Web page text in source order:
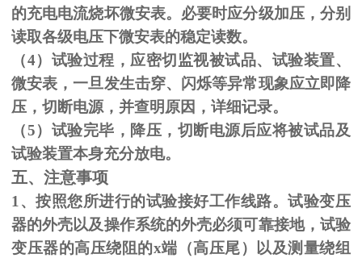
的充电电流烧坏微安表。必要时应分级加压，分别
读取各级电压下微安表的稳定读数。
（4）试验过程，应密切监视被试品、试验装置、
微安表，一旦发生击穿、闪烁等异常现象应立即降
压，切断电源，并查明原因，详细记录。
（5）试验完毕，降压，切断电源后应将被试品及
试验装置本身充分放电。
五、注意事项
1、按照您所进行的试验接好工作线路。试验变压
器的外壳以及操作系统的外壳必须可靠接地，试验
变压器的高压绕阻的x端（高压尾）以及测量绕组